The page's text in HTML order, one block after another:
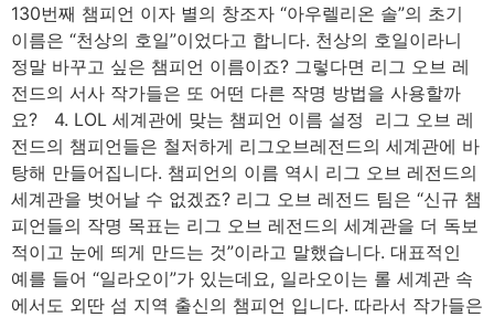
130번째 챔피언 이자 별의 창조자 “아우렐리온 솔”의 초기
이름은 “천상의 호일”이었다고 합니다. 천상의 호일이라니
정말 바꾸고 싶은 챔피언 이름이죠? 그렇다면 리그 오브 레
전드의 서사 작가들은 또 어떤 다른 작명 방법을 사용할까
요? 4. LOL 세계관에 맞는 챔피언 이름 설정 리그 오브 레
전드의 챔피언들은 철저하게 리그오브레전드의 세계관에 바
탕해 만들어집니다. 챔피언의 이름 역시 리그 오브 레전드의
세계관을 벗어날 수 없겠죠? 리그 오브 레전드 팀은 “신규 챔
피언들의 작명 목표는 리그 오브 레전드의 세계관을 더 독보
적이고 눈에 띄게 만드는 것”이라고 말했습니다. 대표적인
예를 들어 “일라오이”가 있는데요, 일라오이는 롤 세계관 속
에서도 외딴 섬 지역 출신의 챔피언 입니다. 따라서 작가들은